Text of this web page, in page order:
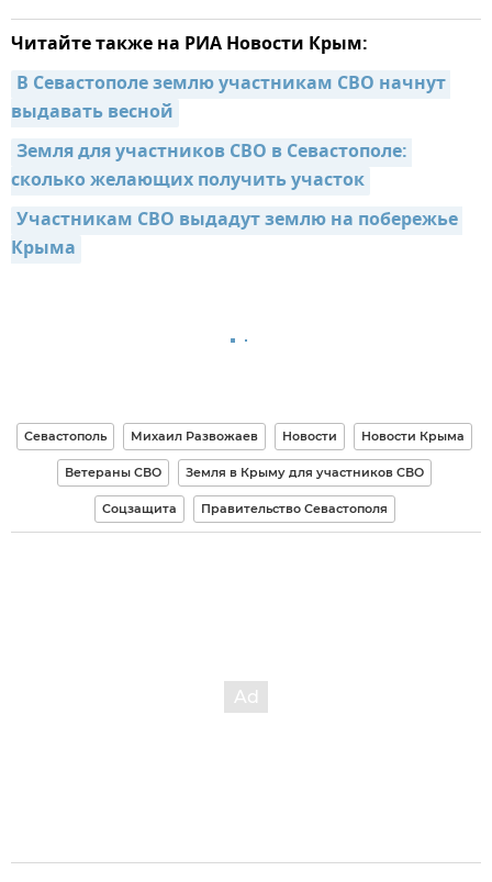
Читайте также на РИА Новости Крым:
В Севастополе землю участникам СВО начнут
выдавать весной
Земля для участников СВО в Севастополе:
сколько желающих получить участок
Участникам СВО выдадут землю на побережье
Крыма
Севастополь Михаил Развожаев Новости Новости Крыма
Ветераны СВО Земля в Крыму для участников СВО
Соцзащита Правительство Севастополя